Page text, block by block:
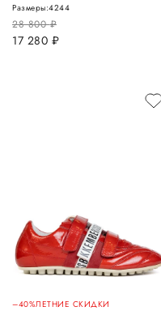
28 800руб.
17 280 руб.
Размеры:4244
–40%ЛЕТНИЕ СКИДКИ